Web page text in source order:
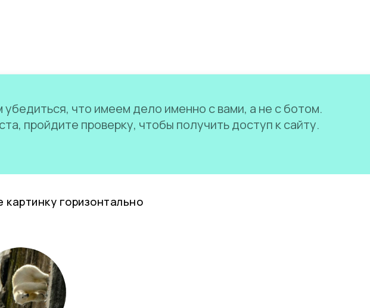
что имеем дело именно с вами, а не с ботом.
пройдите проверку, чтобы получить доступ к сайту.
картинку горизонтально